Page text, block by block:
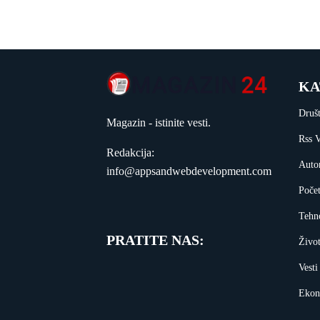
Magazin - istinite vesti.
Redakcija:
info@appsandwebdevelopment.com
PRATITE NAS:
Rss
Vesti